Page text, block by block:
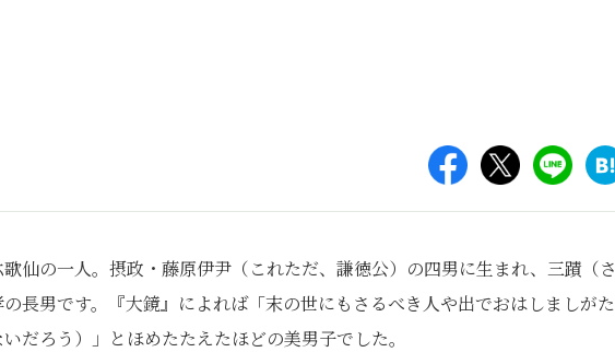
仙の一人。摂政・藤原伊尹（これただ、謙徳公）の四男に生まれ、三蹟（さ
長男です。『大鏡』によれば「末の世にもさるべき人や出でおはしましがた
だろう）」とほめたたえたほどの美男子でした。